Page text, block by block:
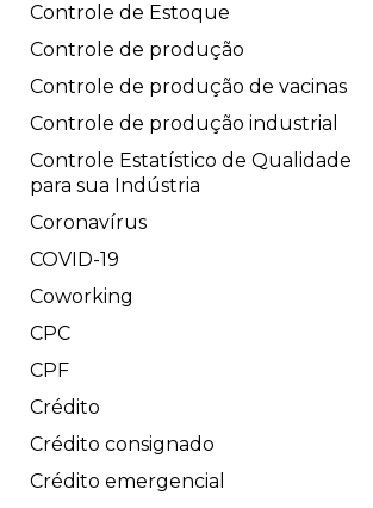
Controle de Estoque
Controle de produção
Controle de produção de vacinas
Controle de produção industrial
Controle Estatístico de Qualidade
para sua Indústria
Coronavírus
COVID-19
Coworking
CPC
CPF
Crédito
Crédito consignado
Crédito emergencial